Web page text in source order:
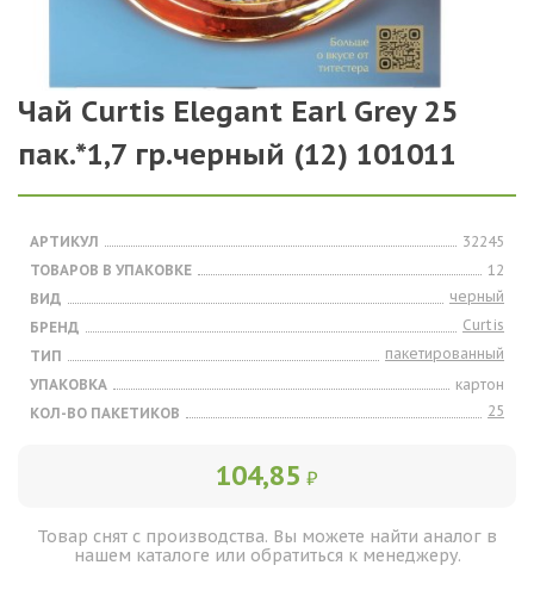
Чай Curtis Elegant Earl Grey 25
пак.*1,7 гр.черный (12) 101011
АРТИКУЛ
32245
ТОВАРОВ В УПАКОВКЕ
12
ВИД
черный
БРЕНД
Curtis
ТИП
пакетированный
УПАКОВКА
картон
КОЛ-ВО ПАКЕТИКОВ
25
104,85 ₽
Товар снят с производства. Вы можете найти аналог в
нашем каталоге или обратиться к менеджеру.